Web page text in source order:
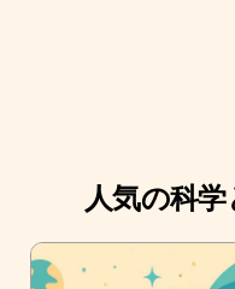
人気の科